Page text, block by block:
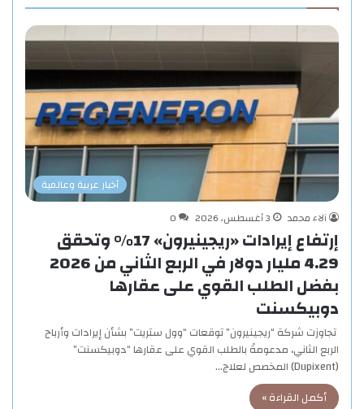
أخبار عربية وعالمية
آلاء محمد
3 أغسطس، 2026 0
إرتفاع إيرادات «ريجينيرون» 17% وتحقق
4.29 مليار دولار في الربع الثاني من 2026
بفضل الطلب القوي على عقارها
دوبيكسنت
تجاوزت شركة “ريجينيرون” توقعات “وول ستريت” بشأن إيرادات وأرباح
الربع الثاني، مدعومةً بالطلب القوي على عقارها “دوبيكسنت”
(Dupixent) المخصص لعلاج…
أكمل القراءة »